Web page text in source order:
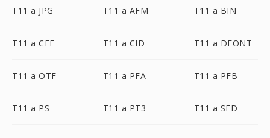
T11 a JPG T11 a AFM T11 a BIN
T11 a CFF T11 a CID T11 a DFONT
T11 a OTF T11 a PFA T11 a PFB
T11 a PS T11 a PT3 T11 a SFD